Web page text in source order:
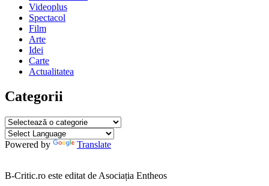
Videoplus
Spectacol
Film
Arte
Idei
Carte
Actualitatea
Categorii
Categorii
Powered by Translate
B-Critic.ro este editat de Asociația Entheos